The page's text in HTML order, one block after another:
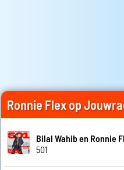
Ronnie Flex op
Bilal Wahib en Ronnie
501